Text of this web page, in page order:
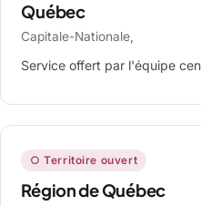
Québec
Capitale-Nationale,
Service offert par l'équipe
○ Territoire ouvert
Région de Québec